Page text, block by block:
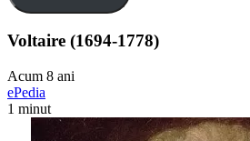
Voltaire (1694-1778)
Acum 8 ani
ePedia
1 minut